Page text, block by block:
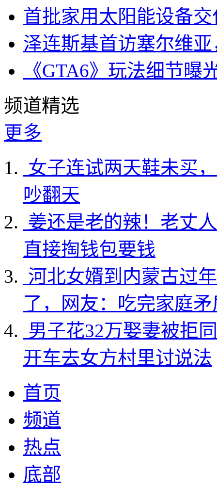
首批家用太阳能设备
泽连斯基首访塞尔维
《GTA6》玩法细节
频道精选
更多
女子连试两天鞋未买
吵翻天
姜还是老的辣！老丈
直接掏钱包要钱
河北女婿到内蒙古过
了，网友：吃完家庭
男子花32万娶妻被拒
开车去女方村里讨说法
首页
频道
热点
底部